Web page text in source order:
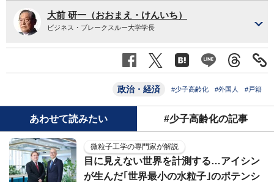
大前 研一（おおまえ・けんいち）
ビジネス・ブレークスルー大学学長
政治・経済 #少子高齢化 #外国人 #戸籍
あわせて読みたい #少子高齢化の記事
微粒子工学の専門家が解説
目に見えない世界を計測する…アイシン
が生んだ｢世界最小の水粒子｣のポテンシ